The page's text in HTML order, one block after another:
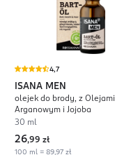
4,7
ISANA MEN
olejek do brody, z Olejami
Arganowym i Jojoba
30 ml
26,99 zł
100 ml = 89,97 zł